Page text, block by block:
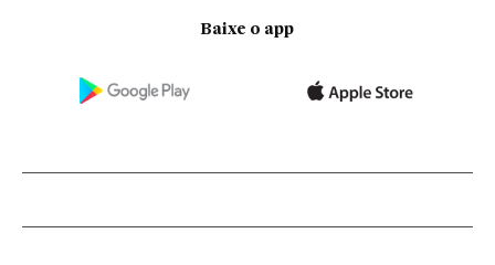
Baixe o app